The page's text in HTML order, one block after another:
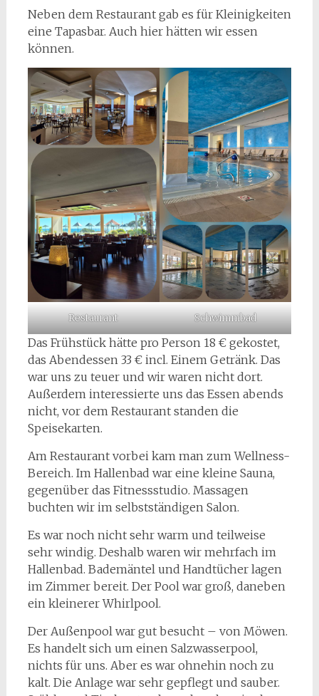
Neben dem Restaurant gab es für Kleinigkeiten
eine Tapasbar. Auch hier hätten wir essen
können.
Restaurant Schwimmbad
Das Frühstück hätte pro Person 18 € gekostet,
das Abendessen 33 € incl. Einem Getränk. Das
war uns zu teuer und wir waren nicht dort.
Außerdem interessierte uns das Essen abends
nicht, vor dem Restaurant standen die
Speisekarten.
Am Restaurant vorbei kam man zum Wellness-
Bereich. Im Hallenbad war eine kleine Sauna,
gegenüber das Fitnessstudio. Massagen
buchten wir im selbstständigen Salon.
Es war noch nicht sehr warm und teilweise
sehr windig. Deshalb waren wir mehrfach im
Hallenbad. Bademäntel und Handtücher lagen
im Zimmer bereit. Der Pool war groß, daneben
ein kleinerer Whirlpool.
Der Außenpool war gut besucht – von Möwen.
Es handelt sich um einen Salzwasserpool,
nichts für uns. Aber es war ohnehin noch zu
kalt. Die Anlage war sehr gepflegt und sauber.